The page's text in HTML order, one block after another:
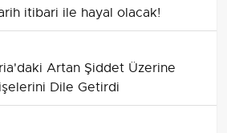
itibari ile hayal olacak!
Artan Şiddet Üzerine
Dile Getirdi